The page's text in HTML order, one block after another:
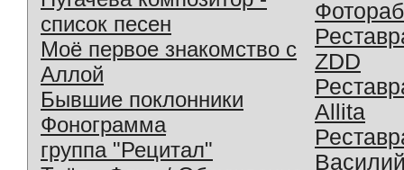
список песен
Моё первое знакомство с
Аллой
Бывшие поклонники
Фонограмма
группа "Рецитал"
ZDD
Allita